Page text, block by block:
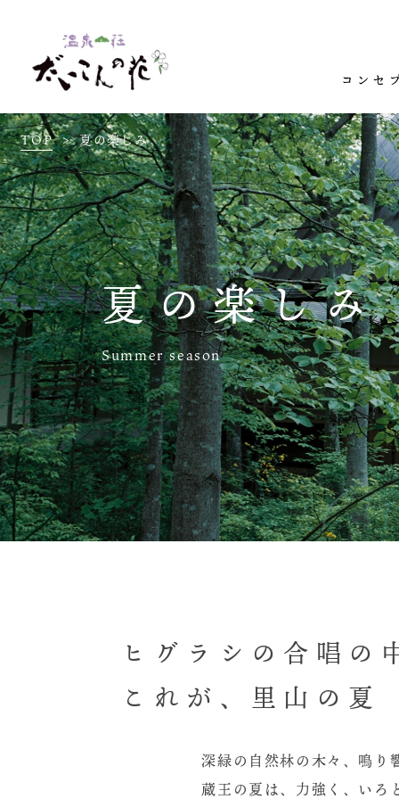
コンセ
夏の楽しみ
Summer season
TOP 夏の楽しみ
ヒグラシの合唱の
これが、里山の夏
深緑の自然林の木々、鳴り
蔵王の夏は、力強く、いろ